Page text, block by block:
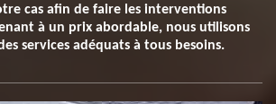
cas afin de faire les interventions
à un prix abordable, nous utilisons
services adéquats à tous besoins.